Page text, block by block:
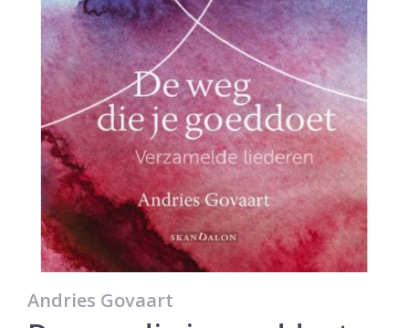
Andries Govaart